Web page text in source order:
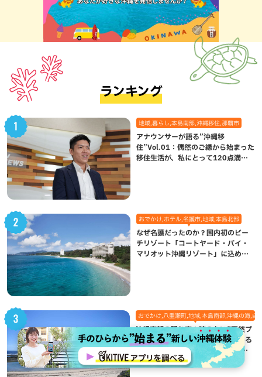
ランキング
地域,暮らし,本島南部,沖縄移住,那覇市
アナウンサーが語る”沖縄移
住”Vol.01：偶然のご縁から始まった
移住生活が、私にとって120点満点
おでかけ,ホテル,名護市,地域,本島北部
なぜ名護だったのか？国内初のビー
チリゾート「コートヤード・バイ・
マリオット沖縄リゾート」に込めら
おでかけ,八重瀬町,地域,本島南部,沖縄の海,自
沖縄南部の隠れ家！波のない“天然プ
ール”で遊んで熱帯魚観察も楽しめる
個性あふれる「玻名城の郷ビーチ」
（八重瀬町）